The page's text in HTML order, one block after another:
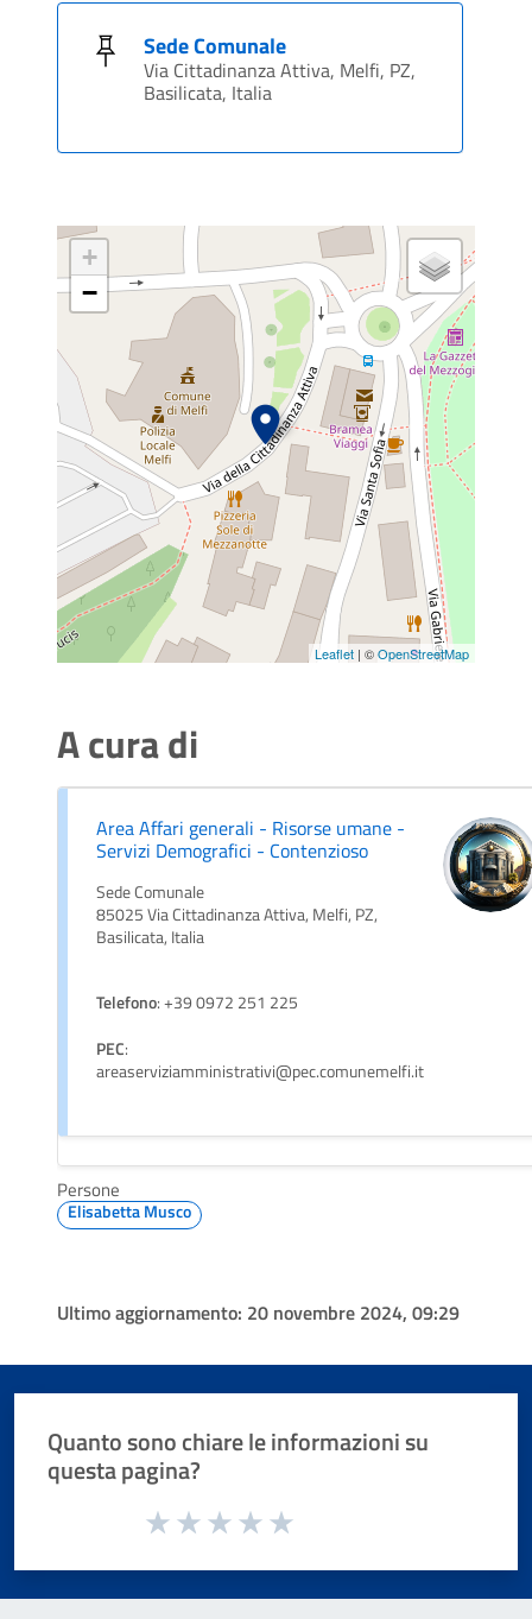
Sede Comunale
Via Cittadinanza Attiva, Melfi, PZ,
Basilicata, Italia
+
−
Leaflet | ©OpenStreetMap
A cura di
Area Affari generali - Risorse umane -
Servizi Demografici - Contenzioso
Sede Comunale
85025 Via Cittadinanza Attiva, Melfi, PZ,
Basilicata, Italia
Telefono: +39 0972 251 225
PEC:
areaserviziamministrativi@pec.comunemelfi.it
Persone
Elisabetta Musco
Ultimo aggiornamento: 20 novembre 2024, 09:29
Quanto sono chiare le informazioni su
questa pagina?
Valuta da 1 a 5 stelle la pagina